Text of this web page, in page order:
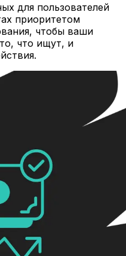
для пользователей
приоритетом
чтобы ваши
что ищут, и